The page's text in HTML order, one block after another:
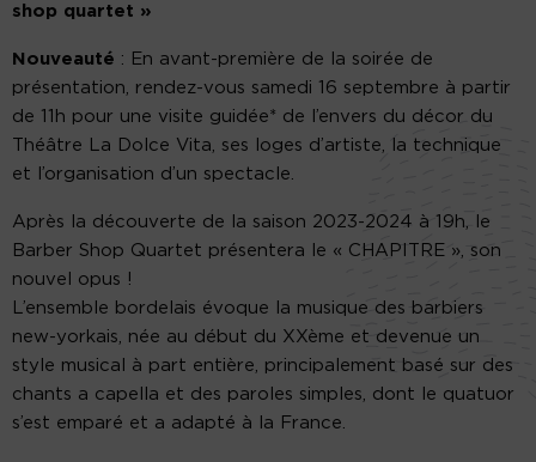
shop quartet »
Nouveauté : En avant-première de la soirée de
présentation, rendez-vous samedi 16 septembre à partir
de 11h pour une visite guidée* de l’envers du décor du
Théâtre La Dolce Vita, ses loges d’artiste, la technique
et l’organisation d’un spectacle.
Après la découverte de la saison 2023-2024 à 19h, le
Barber Shop Quartet présentera le « CHAPITRE », son
nouvel opus !
L’ensemble bordelais évoque la musique des barbiers
new-yorkais, née au début du XXème et devenue un
style musical à part entière, principalement basé sur des
chants a capella et des paroles simples, dont le quatuor
s’est emparé et a adapté à la France.